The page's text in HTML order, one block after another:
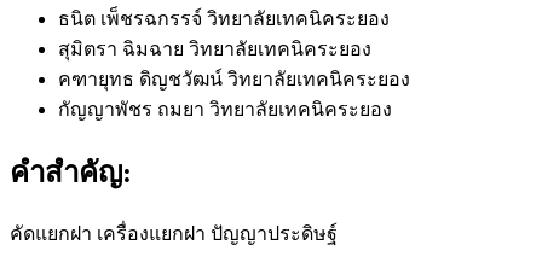
ธนิต เพ็ชรฉกรรจ์ วิทยาลัยเทคนิคระยอง
สุมิตรา ฉิมฉาย วิทยาลัยเทคนิคระยอง
คฑายุทธ ดิญชวัฒน์ วิทยาลัยเทคนิคระยอง
กัญญาพัชร ถมยา วิทยาลัยเทคนิคระยอง
คำสำคัญ:
คัดแยกฝา เครื่องแยกฝา ปัญญาประดิษฐ์